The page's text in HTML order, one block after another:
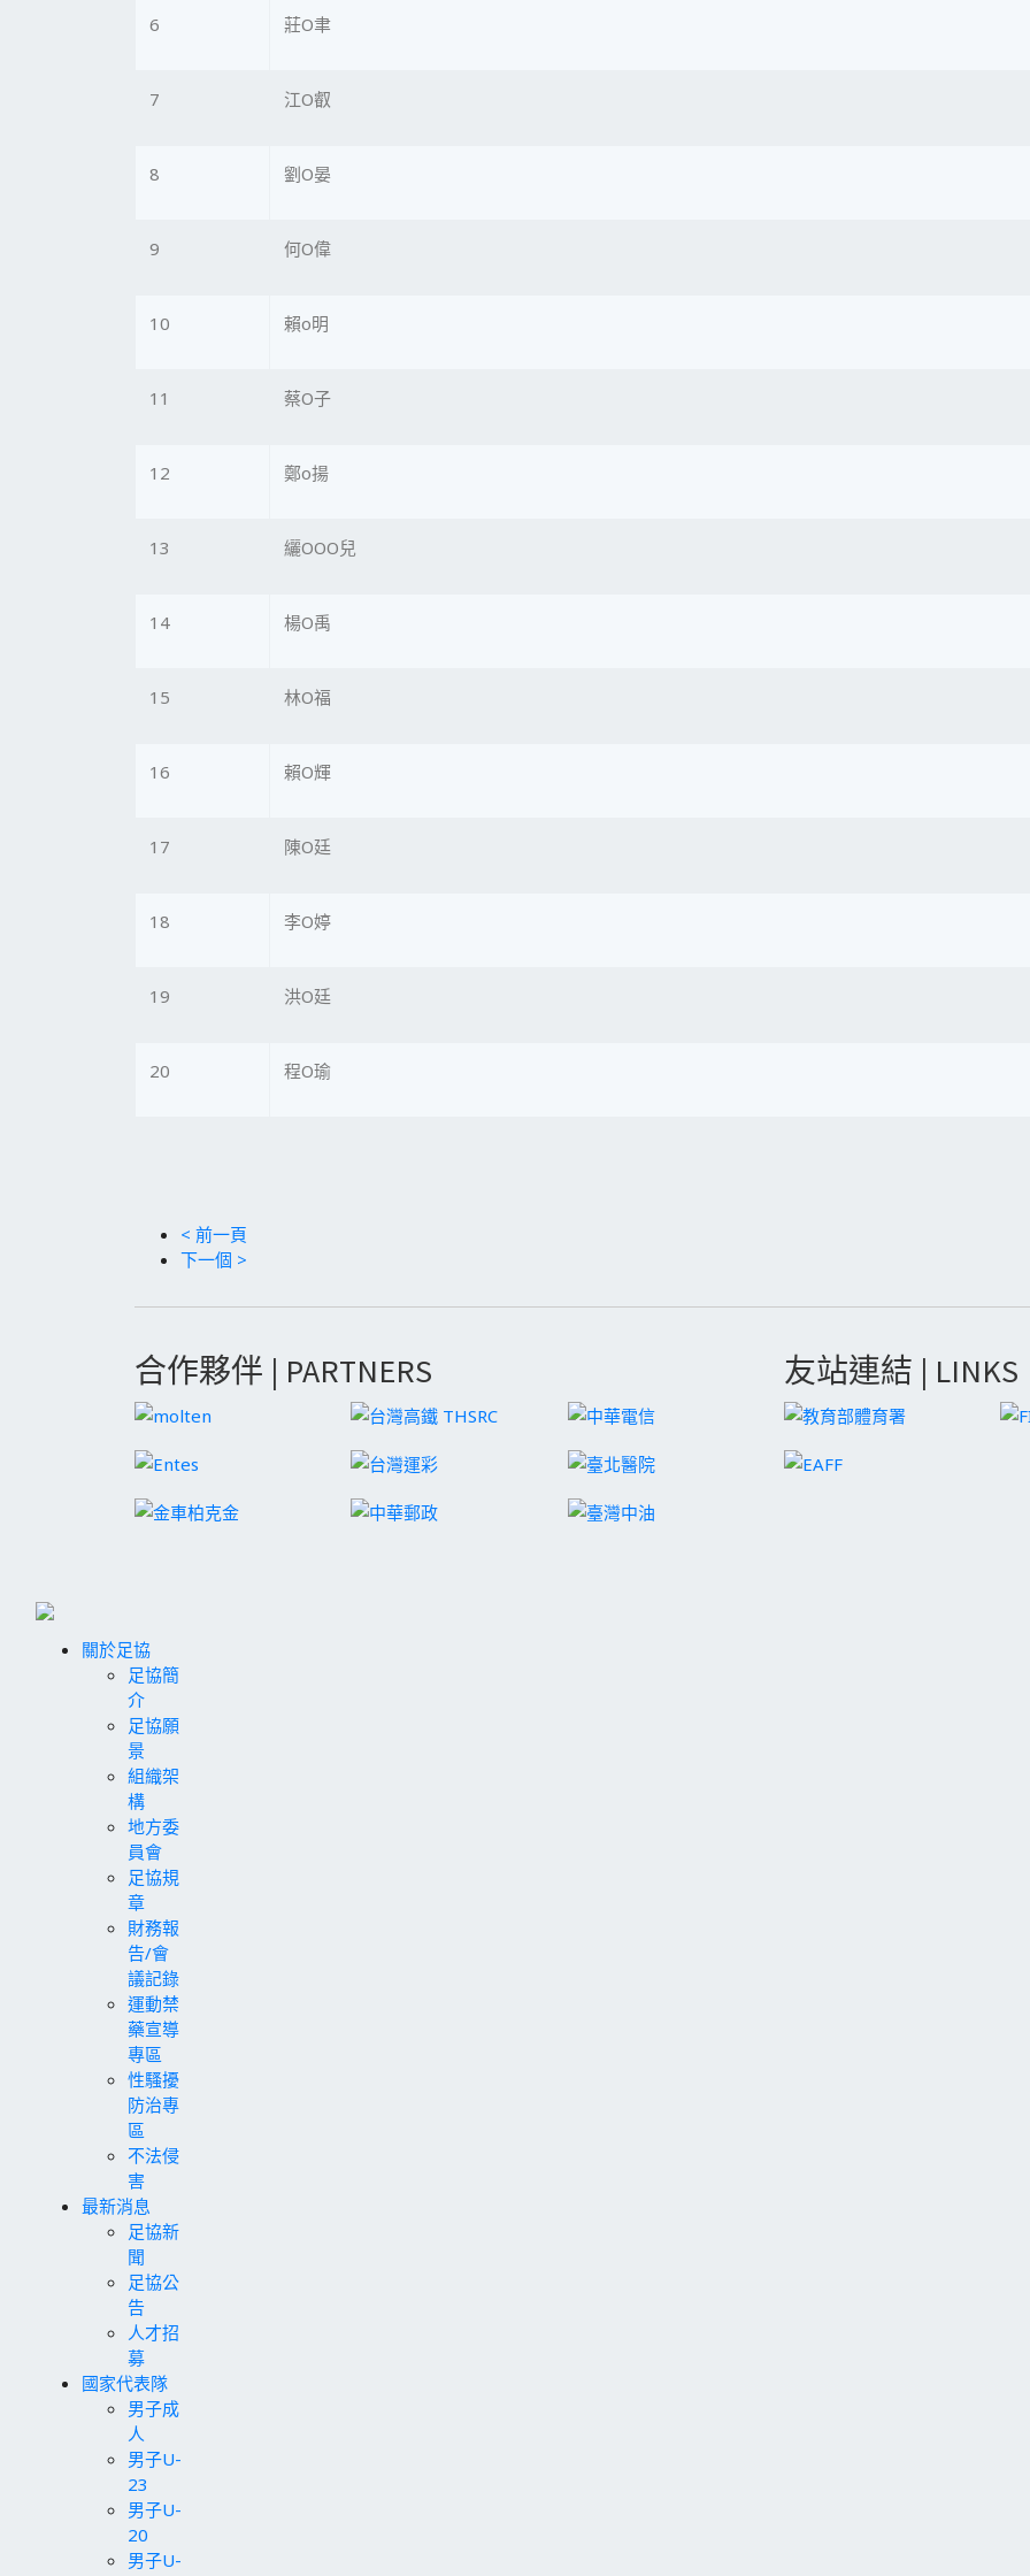
6 莊O聿
7 江O叡
8 劉O晏
9 何O偉
10 賴o明
11 蔡O子
12 鄭o揚
13 纚OOO兒
14 楊O禹
15 林O福
16 賴O輝
17 陳O廷
18 李O婷
19 洪O廷
20 程O瑜
< 前一頁
下一個 >
合作夥伴 | PARTNERS 友站連結 | LINKS
關於足協
足協簡
介
足協願
景
組織架
構
地方委
員會
足協規
章
財務報
告/會
議記錄
運動禁
藥宣導
專區
性騷擾
防治專
區
不法侵
害
最新消息
足協新
聞
足協公
告
人才招
募
國家代表隊
男子成
人
男子U-
23
男子U-
20
男子U-